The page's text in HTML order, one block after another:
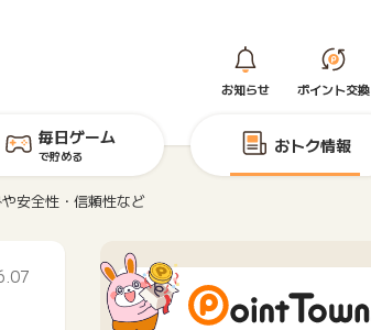
お知らせ ポイント交換
毎日ゲーム
で貯める おトク情報
安全性・信頼性など